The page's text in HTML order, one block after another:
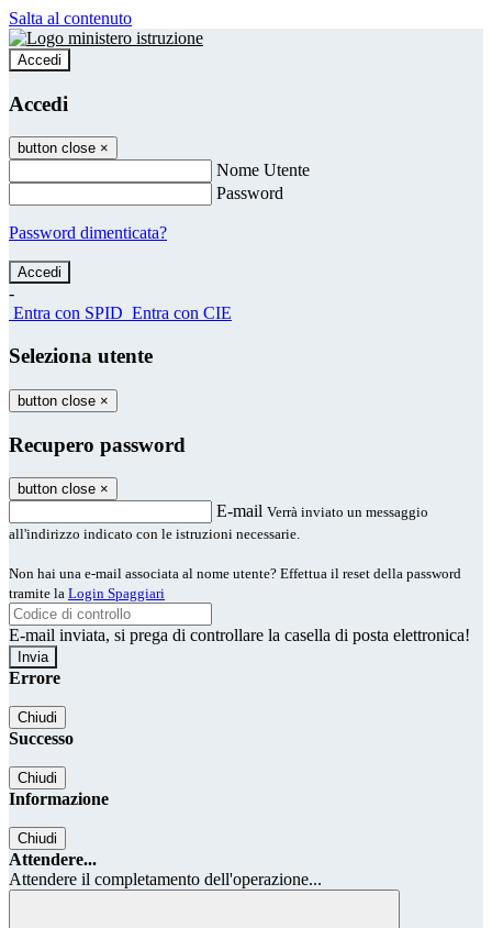
Salta al contenuto
Accedi
Accedi
button close ×
Nome Utente
Password
Password dimenticata?
-
Entra con SPID Entra con CIE
Seleziona utente
button close ×
Recupero password
button close ×
E-mail Verrà inviato un messaggio
all'indirizzo indicato con le istruzioni necessarie.
Non hai una e-mail associata al nome utente? Effettua il reset della password
tramite la Login Spaggiari
E-mail inviata, si prega di controllare la casella di posta elettronica!
Errore
Chiudi
Successo
Chiudi
Informazione
Chiudi
Attendere...
Attendere il completamento dell'operazione...